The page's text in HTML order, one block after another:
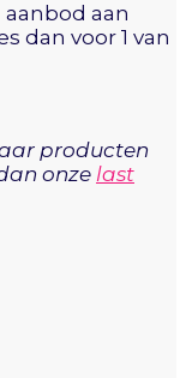
aan
dan voor 1 van
producten
onze last